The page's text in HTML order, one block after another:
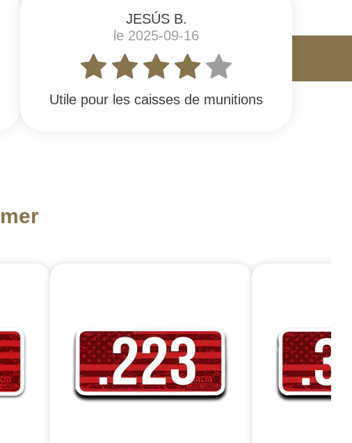
JESÚS B.
le 2025-09-16
Utile pour les caisses de munitions